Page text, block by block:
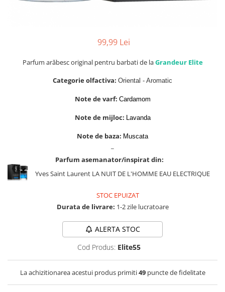
Parfumuri de IARNA
Adyan by Anfar
Al Fakhr Perfumes
Athoor Al Alam
99,99 Lei
Parfum arăbesc original pentru barbati de laGrandeur Elite
Categorie olfactiva: Oriental - Aromatic
Note de varf: Cardamom
Note de mijloc: Lavanda
Note de baza: Muscata
Parfum asemanator/inspirat din:
Yves Saint Laurent LA NUIT DE L'HOMME EAU ELECTRIQUE
STOC EPUIZAT
Durata de livrare: 1-2 zile lucratoare
ALERTA STOC
Cod Produs: Elite55
La achizitionarea acestui produs primiti49puncte de fidelitate